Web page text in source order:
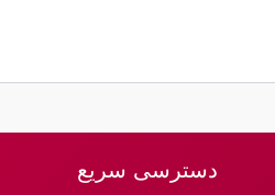
دسترسی سریع